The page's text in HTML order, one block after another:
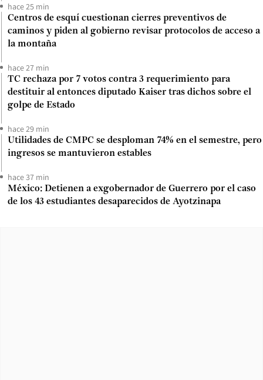
hace 25 min
Centros de esquí cuestionan cierres preventivos de
caminos y piden al gobierno revisar protocolos de acceso a
la montaña
hace 27 min
TC rechaza por 7 votos contra 3 requerimiento para
destituir al entonces diputado Kaiser tras dichos sobre el
golpe de Estado
hace 29 min
Utilidades de CMPC se desploman 74% en el semestre, pero
ingresos se mantuvieron estables
hace 37 min
México: Detienen a exgobernador de Guerrero por el caso
de los 43 estudiantes desaparecidos de Ayotzinapa